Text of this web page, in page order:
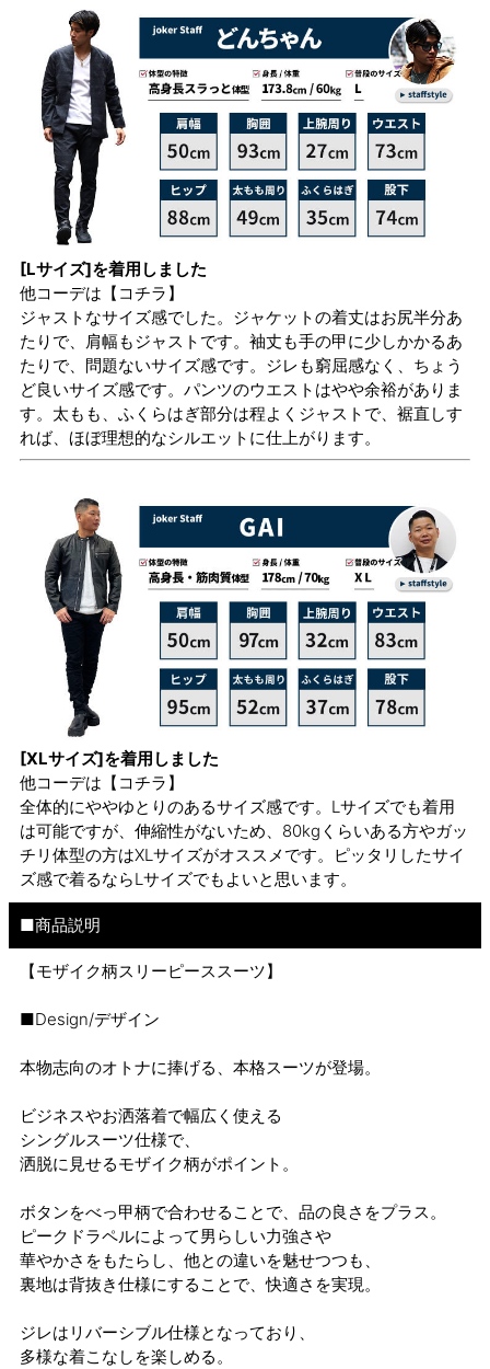
[Lサイズ]を着用しました
他コーデは 【コチラ】
ジャストなサイズ感でした。ジャケットの着丈はお尻半分あ
たりで、肩幅もジャストです。袖丈も手の甲に少しかかるあ
たりで、問題ないサイズ感です。ジレも窮屈感なく、ちょう
ど良いサイズ感です。パンツのウエストはやや余裕がありま
す。太もも、ふくらはぎ部分は程よくジャストで、裾直しす
れば、ほぼ理想的なシルエットに仕上がります。
[XLサイズ]を着用しました
他コーデは 【コチラ】
全体的にややゆとりのあるサイズ感です。Lサイズでも着用
は可能ですが、伸縮性がないため、80kgくらいある方やガッ
チリ体型の方はXLサイズがオススメです。ピッタリしたサイ
ズ感で着るならLサイズでもよいと思います。
■商品説明
【モザイク柄スリーピーススーツ】
■Design/デザイン
本物志向のオトナに捧げる、本格スーツが登場。
ビジネスやお洒落着で幅広く使える
シングルスーツ仕様で、
洒脱に見せるモザイク柄がポイント。
ボタンをべっ甲柄で合わせることで、品の良さをプラス。
ピークドラペルによって男らしい力強さや
華やかさをもたらし、他との違いを魅せつつも、
裏地は背抜き仕様にすることで、快適さを実現。
ジレはリバーシブル仕様となっており、
多様な着こなしを楽しめる。